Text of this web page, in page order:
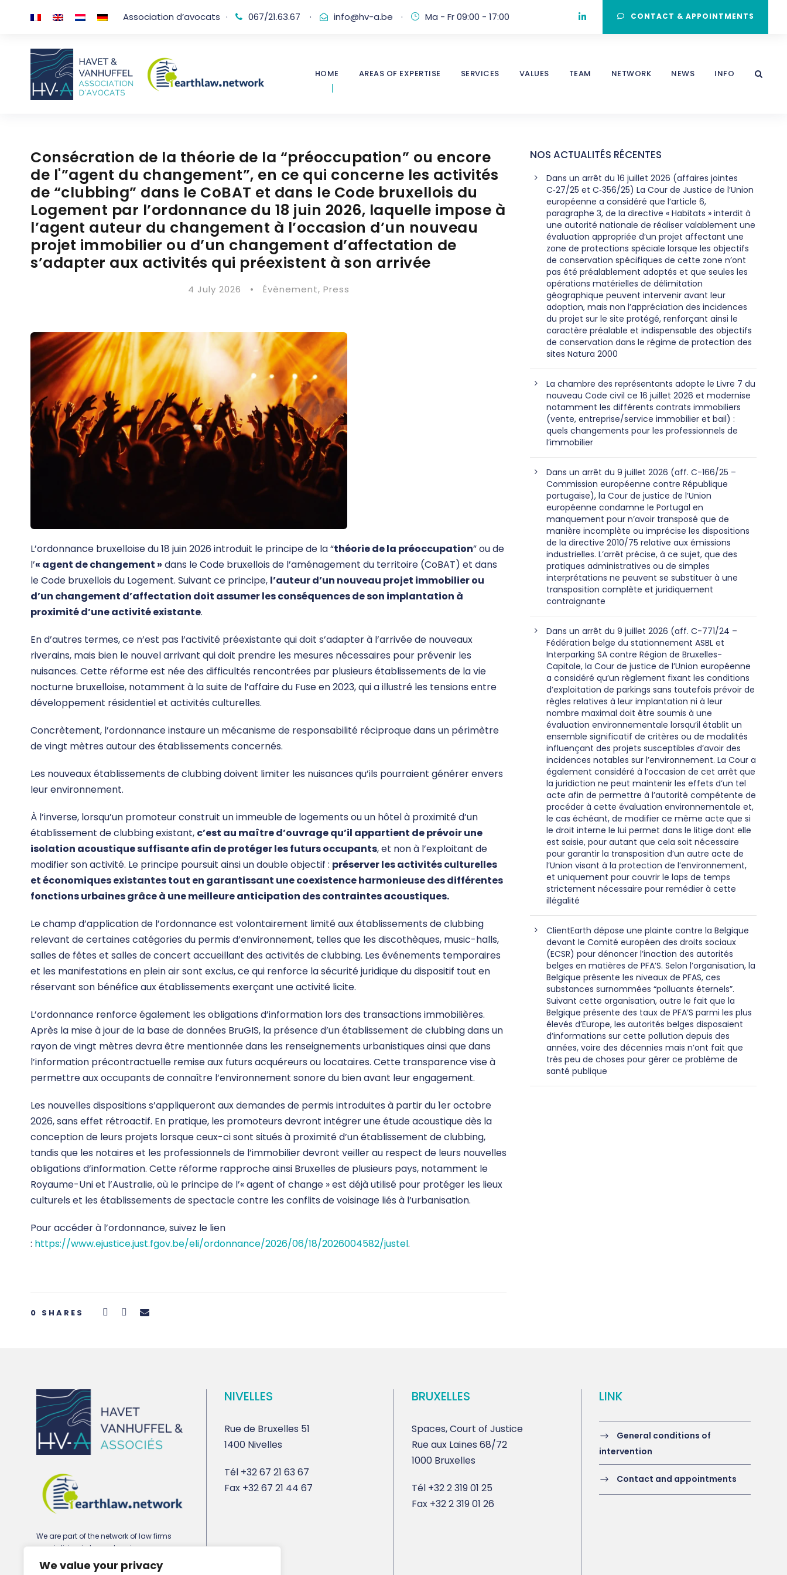
We value your privacy
Association d’avocats · 067/21.63.67 · info@hv-a.be · Ma - Fr 09:00 - 17:00 CONTACT & APPOINTMENTS
HOME AREAS OF EXPERTISE SERVICES VALUES TEAM NETWORK NEWS INFO
Consécration de la théorie de la “préoccupation” ou encore
de l'”agent du changement”, en ce qui concerne les activités
de “clubbing” dans le CoBAT et dans le Code bruxellois du
Logement par l’ordonnance du 18 juin 2026, laquelle impose à
l’agent auteur du changement à l’occasion d’un nouveau
projet immobilier ou d’un changement d’affectation de
s’adapter aux activités qui préexistent à son arrivée
4 July 2026 • Évènement, Press
L’ordonnance bruxelloise du 18 juin 2026 introduit le principe de la “théorie de la préoccupation” ou de
l’« agent de changement » dans le Code bruxellois de l’aménagement du territoire (CoBAT) et dans
le Code bruxellois du Logement. Suivant ce principe, l’auteur d’un nouveau projet immobilier ou
d’un changement d’affectation doit assumer les conséquences de son implantation à
proximité d’une activité existante.
En d’autres termes, ce n’est pas l’activité préexistante qui doit s’adapter à l’arrivée de nouveaux
riverains, mais bien le nouvel arrivant qui doit prendre les mesures nécessaires pour prévenir les
nuisances. Cette réforme est née des difficultés rencontrées par plusieurs établissements de la vie
nocturne bruxelloise, notamment à la suite de l’affaire du Fuse en 2023, qui a illustré les tensions entre
développement résidentiel et activités culturelles.
Concrètement, l’ordonnance instaure un mécanisme de responsabilité réciproque dans un périmètre
de vingt mètres autour des établissements concernés.
Les nouveaux établissements de clubbing doivent limiter les nuisances qu’ils pourraient générer envers
leur environnement.
À l’inverse, lorsqu’un promoteur construit un immeuble de logements ou un hôtel à proximité d’un
établissement de clubbing existant, c’est au maître d’ouvrage qu’il appartient de prévoir une
isolation acoustique suffisante afin de protéger les futurs occupants, et non à l’exploitant de
modifier son activité. Le principe poursuit ainsi un double objectif : préserver les activités culturelles
et économiques existantes tout en garantissant une coexistence harmonieuse des différentes
fonctions urbaines grâce à une meilleure anticipation des contraintes acoustiques.
Le champ d’application de l’ordonnance est volontairement limité aux établissements de clubbing
relevant de certaines catégories du permis d’environnement, telles que les discothèques, music-halls,
salles de fêtes et salles de concert accueillant des activités de clubbing. Les événements temporaires
et les manifestations en plein air sont exclus, ce qui renforce la sécurité juridique du dispositif tout en
réservant son bénéfice aux établissements exerçant une activité licite.
L’ordonnance renforce également les obligations d’information lors des transactions immobilières.
Après la mise à jour de la base de données BruGIS, la présence d’un établissement de clubbing dans un
rayon de vingt mètres devra être mentionnée dans les renseignements urbanistiques ainsi que dans
l’information précontractuelle remise aux futurs acquéreurs ou locataires. Cette transparence vise à
permettre aux occupants de connaître l’environnement sonore du bien avant leur engagement.
Les nouvelles dispositions s’appliqueront aux demandes de permis introduites à partir du 1er octobre
2026, sans effet rétroactif. En pratique, les promoteurs devront intégrer une étude acoustique dès la
conception de leurs projets lorsque ceux-ci sont situés à proximité d’un établissement de clubbing,
tandis que les notaires et les professionnels de l’immobilier devront veiller au respect de leurs nouvelles
obligations d’information. Cette réforme rapproche ainsi Bruxelles de plusieurs pays, notamment le
Royaume-Uni et l’Australie, où le principe de l’« agent of change » est déjà utilisé pour protéger les lieux
culturels et les établissements de spectacle contre les conflits de voisinage liés à l’urbanisation.
Pour accéder à l’ordonnance, suivez le lien
: https://www.ejustice.just.fgov.be/eli/ordonnance/2026/06/18/2026004582/justel.
0 SHARES
NOS ACTUALITÉS RÉCENTES
Dans un arrêt du 16 juillet 2026 (affaires jointes
C‑27/25 et C‑356/25) La Cour de Justice de l’Union
européenne a considéré que l’article 6,
paragraphe 3, de la directive « Habitats » interdit à
une autorité nationale de réaliser valablement une
évaluation appropriée d’un projet affectant une
zone de protections spéciale lorsque les objectifs
de conservation spécifiques de cette zone n’ont
pas été préalablement adoptés et que seules les
opérations matérielles de délimitation
géographique peuvent intervenir avant leur
adoption, mais non l’appréciation des incidences
du projet sur le site protégé, renforçant ainsi le
caractère préalable et indispensable des objectifs
de conservation dans le régime de protection des
sites Natura 2000
La chambre des représentants adopte le Livre 7 du
nouveau Code civil ce 16 juillet 2026 et modernise
notamment les différents contrats immobiliers
(vente, entreprise/service immobilier et bail) :
quels changements pour les professionnels de
l’immobilier
Dans un arrêt du 9 juillet 2026 (aff. C-166/25 –
Commission européenne contre République
portugaise), la Cour de justice de l’Union
européenne condamne le Portugal en
manquement pour n’avoir transposé que de
manière incomplète ou imprécise les dispositions
de la directive 2010/75 relative aux émissions
industrielles. L’arrêt précise, à ce sujet, que des
pratiques administratives ou de simples
interprétations ne peuvent se substituer à une
transposition complète et juridiquement
contraignante
Dans un arrêt du 9 juillet 2026 (aff. C-771/24 –
Fédération belge du stationnement ASBL et
Interparking SA contre Région de Bruxelles-
Capitale, la Cour de justice de l’Union européenne
a considéré qu’un règlement fixant les conditions
d’exploitation de parkings sans toutefois prévoir de
règles relatives à leur implantation ni à leur
nombre maximal doit être soumis à une
évaluation environnementale lorsqu’il établit un
ensemble significatif de critères ou de modalités
influençant des projets susceptibles d’avoir des
incidences notables sur l’environnement. La Cour a
également considéré à l’occasion de cet arrêt que
la juridiction ne peut maintenir les effets d’un tel
acte afin de permettre à l’autorité compétente de
procéder à cette évaluation environnementale et,
le cas échéant, de modifier ce même acte que si
le droit interne le lui permet dans le litige dont elle
est saisie, pour autant que cela soit nécessaire
pour garantir la transposition d’un autre acte de
l’Union visant à la protection de l’environnement,
et uniquement pour couvrir le laps de temps
strictement nécessaire pour remédier à cette
illégalité
ClientEarth dépose une plainte contre la Belgique
devant le Comité européen des droits sociaux
(ECSR) pour dénoncer l’inaction des autorités
belges en matières de PFA’S. Selon l’organisation, la
Belgique présente les niveaux de PFAS, ces
substances surnommées “polluants éternels”.
Suivant cette organisation, outre le fait que la
Belgique présente des taux de PFA’S parmi les plus
élevés d’Europe, les autorités belges disposaient
d’informations sur cette pollution depuis des
années, voire des décennies mais n’ont fait que
très peu de choses pour gérer ce problème de
santé publique
We are part of the network of law firms
specializing in town planning,
environmental and real estate law
earthlaw.network
NIVELLES
Rue de Bruxelles 51
1400 Nivelles
Tél +32 67 21 63 67
Fax +32 67 21 44 67
BRUXELLES
Spaces, Court of Justice
Rue aux Laines 68/72
1000 Bruxelles
Tél +32 2 319 01 25
Fax +32 2 319 01 26
LINK
General conditions of
intervention
Contact and appointments